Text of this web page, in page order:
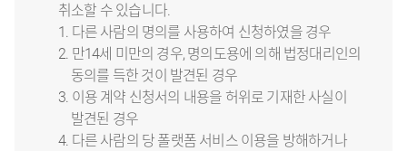
취소할 수 있습니다.
1. 다른 사람의 명의를 사용하여 신청하였을 경우
2. 만14세 미만의 경우, 명의도용에 의해 법정대리인의
동의를 득한 것이 발견된 경우
3. 이용 계약 신청서의 내용을 허위로 기재한 사실이
발견된 경우
4. 다른 사람의 당 폴랫폼 서비스 이용을 방해하거나